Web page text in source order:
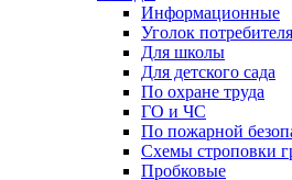
Информационные
Уголок потребителя
Для школы
Для детского сада
По охране труда
ГО и ЧС
По пожарной
Схемы строповки
Пробковые